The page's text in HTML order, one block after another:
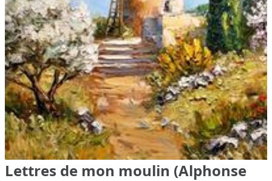
Lettres de mon moulin (Alphonse